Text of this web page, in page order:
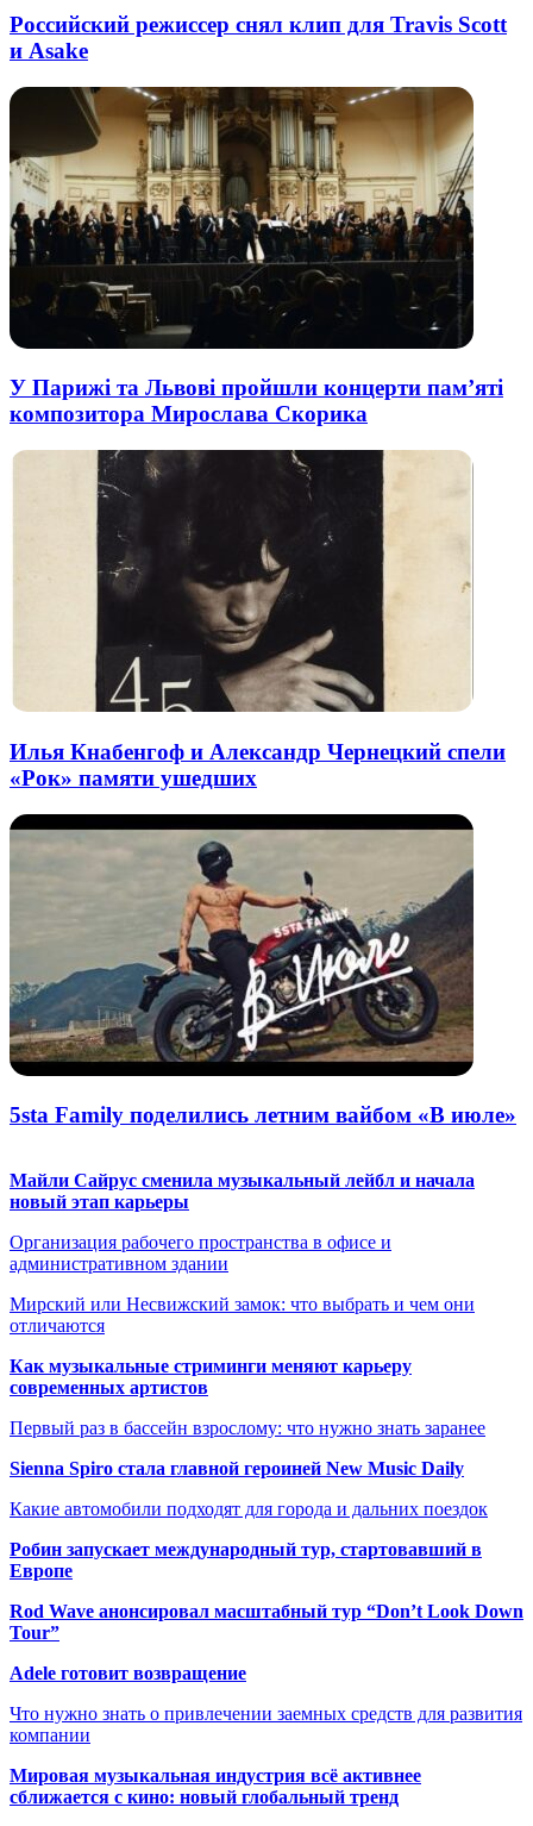
Российский режиссер снял клип для Travis Scott
и Asake
У Парижі та Львові пройшли концерти пам’яті
композитора Мирослава Скорика
Илья Кнабенгоф и Александр Чернецкий спели
«Рок» памяти ушедших
5sta Family поделились летним вайбом «В июле»
Майли Сайрус сменила музыкальный лейбл и начала
новый этап карьеры
Организация рабочего пространства в офисе и
административном здании
Мирский или Несвижский замок: что выбрать и чем они
отличаются
Как музыкальные стриминги меняют карьеру
современных артистов
Первый раз в бассейн взрослому: что нужно знать заранее
Sienna Spiro стала главной героиней New Music Daily
Какие автомобили подходят для города и дальних поездок
Робин запускает международный тур, стартовавший в
Европе
Rod Wave анонсировал масштабный тур “Don’t Look Down
Tour”
Adele готовит возвращение
Что нужно знать о привлечении заемных средств для развития
компании
Мировая музыкальная индустрия всё активнее
сближается с кино: новый глобальный тренд